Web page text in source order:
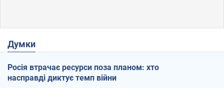
Думки
Росія втрачає ресурси поза планом: хто
насправді диктує темп війни